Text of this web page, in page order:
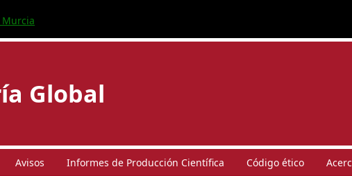
Global
Avisos Informes de Producción Científica Código ético